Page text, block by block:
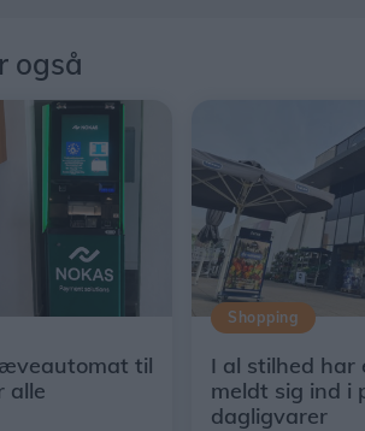
også
til
alle
Shopping
I al stilhed har
meldt sig ind i
dagligvarer